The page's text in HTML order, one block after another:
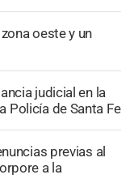
oeste y un
judicial en la
Policía de Santa Fe
previas al
a la